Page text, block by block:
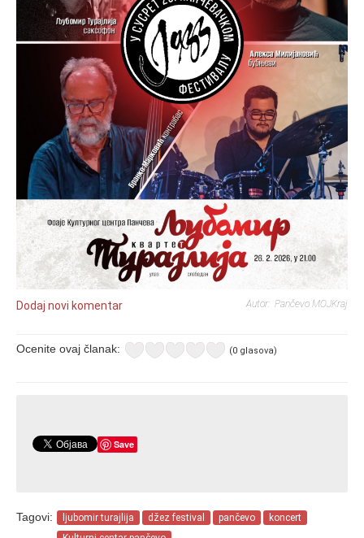
Dodaj novi komentar Autor: Pančevo MOJKraj
Ocenite ovaj članak: (0 glasova)
Save
Tagovi: ljubomir turajlija džez festival pančevo
koncert